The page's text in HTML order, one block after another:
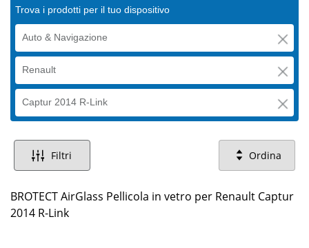
Trova i prodotti per il tuo dispositivo
Auto & Navigazione
Renault
Captur 2014 R-Link
Filtri Ordina
BROTECT AirGlass Pellicola in vetro per Renault Captur
2014 R-Link